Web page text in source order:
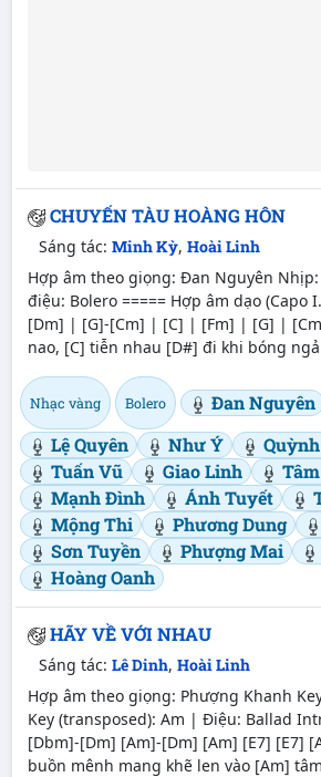
CHUYẾN TÀU HOÀNG HÔN
Sáng tác: Minh Kỳ, Hoài Linh
Hợp âm theo giọng: Đan Nguyên
điệu: Bolero ===== Hợp âm dạo (Capo
[Dm] | [G]-[Cm] | [C] | [Fm] | [G] |
nao, [C] tiễn nhau [D#] đi khi bóng
Nhạc vàng Bolero Đan Nguyên
Lệ Quyên
Như Ý
Tuấn Vũ
Giao Linh
Mạnh Đình
Ánh Tuyết
Mộng Thi
Phương Dung
Sơn Tuyền
Phượng Mai
Hoàng Oanh
HÃY VỀ VỚI NHAU
Sáng tác: Lê Dinh, Hoài Linh
Hợp âm theo giọng: Phượng Khanh
Key (transposed): Am | Điệu: Ballad
[Dbm]-[Dm] [Am]-[Dm] [Am] [E7] [E7]
buồn mênh mang khẽ len vào [Am]